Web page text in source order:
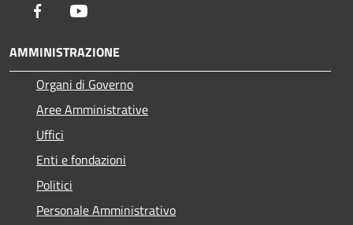
Facebook
AMMINISTRAZIONE
Organi di Governo
Aree Amministrative
Uffici
Enti e fondazioni
Politici
Personale Amministrativo